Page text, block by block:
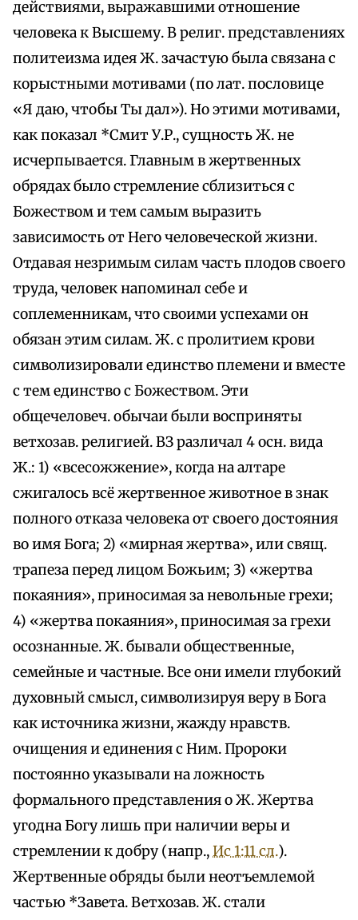
действиями, выражавшими отношение
человека к Высшему. В религ. представлениях
политеизма идея Ж. зачастую была связана с
корыстными мотивами (по лат. пословице
«Я даю, чтобы Ты дал»). Но этими мотивами,
как показал *Смит У.Р., сущность Ж. не
исчерпывается. Главным в жертвенных
обрядах было стремление сблизиться с
Божеством и тем самым выразить
зависимость от Него человеческой жизни.
Отдавая незримым силам часть плодов своего
труда, человек напоминал себе и
соплеменникам, что своими успехами он
обязан этим силам. Ж. с пролитием крови
символизировали единство племени и вместе
с тем единство с Божеством. Эти
общечеловеч. обычаи были восприняты
ветхозав. религией. ВЗ различал 4 осн. вида
Ж.: 1) «всесожжение», когда на алтаре
сжигалось всё жертвенное животное в знак
полного отказа человека от своего достояния
во имя Бога; 2) «мирная жертва», или свящ.
трапеза перед лицом Божьим; 3) «жертва
покаяния», приносимая за невольные грехи;
4) «жертва покаяния», приносимая за грехи
осознанные. Ж. бывали общественные,
семейные и частные. Все они имели глубокий
духовный смысл, символизируя веру в Бога
как источника жизни, жажду нравств.
очищения и единения с Ним. Пророки
постоянно указывали на ложность
формального представления о Ж. Жертва
угодна Богу лишь при наличии веры и
стремлении к добру (напр.,Ис 1:11 сл.).
Жертвенные обряды были неотъемлемой
частью *Завета. Ветхозав. Ж. стали